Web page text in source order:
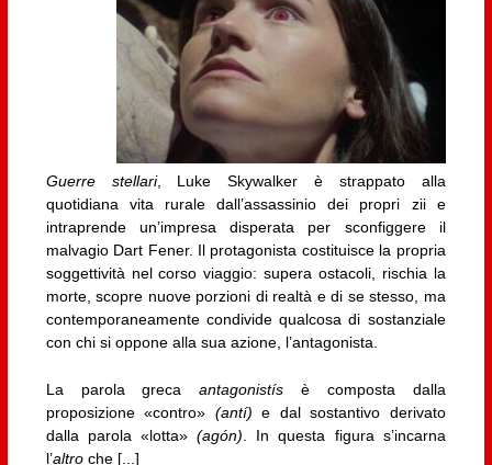
Guerre stellari, Luke Skywalker è strappato alla
quotidiana vita rurale dall’assassinio dei propri zii e
intraprende un’impresa disperata per sconfiggere il
malvagio Dart Fener. Il protagonista costituisce la propria
soggettività nel corso viaggio: supera ostacoli, rischia la
morte, scopre nuove porzioni di realtà e di se stesso, ma
contemporaneamente condivide qualcosa di sostanziale
con chi si oppone alla sua azione, l’antagonista.
La parola grecaantagonistís è composta dalla
proposizione «contro» (antí) e dal sostantivo derivato
dalla parola «lotta» (agón). In questa figura s’incarna
l’altroche [...]